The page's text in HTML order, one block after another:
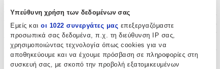
Υπεύθυνη χρήση των δεδομένων σας
Εμείς και οι 1022 συνεργάτες μας επεξεργαζόμαστε
προσωπικά σας δεδομένα, π.χ. τη διεύθυνση IP σας,
χρησιμοποιώντας τεχνολογία όπως cookies για να
αποθηκεύουμε και να έχουμε πρόσβαση σε πληροφορίες στη
συσκευή σας, με σκοπό την προβολή εξατομικευμένων
παιχνίδια fetch και δάγκωμα, συμβάλλει στη σωματική άσκηση και
τη ψυχική τόνωση του κατοικίδιου. Η εύχρηστη σχεδίαση της
μπαλίτσας εξασφαλίζει άνετο κράτημα τόσο για το σκύλο όσο και
για τον ιδιοκτήτη. Ένα απαραίτητο αξεσουάρ για κάθε δραστήριο
σκύλο που ενισχύει τον δεσμό με το αφεντικό του, ενώ συνδυάζει
ανθεκτικότητα με διασκεδαστική απασχόληση.